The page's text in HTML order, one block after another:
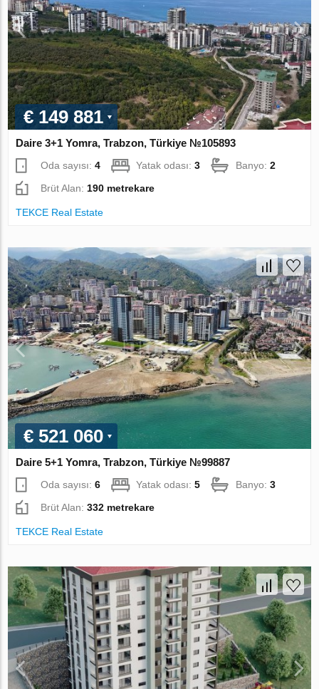
€ 149 881
Daire 3+1 Yomra, Trabzon, Türkiye №105893
Oda sayısı:4 Yatak odası:3 Banyo:2
Brüt Alan: 190 metrekare
TEKCE Real Estate
€ 521 060
Daire 5+1 Yomra, Trabzon, Türkiye №99887
Oda sayısı:6 Yatak odası:5 Banyo:3
Brüt Alan:332 metrekare
TEKCE Real Estate